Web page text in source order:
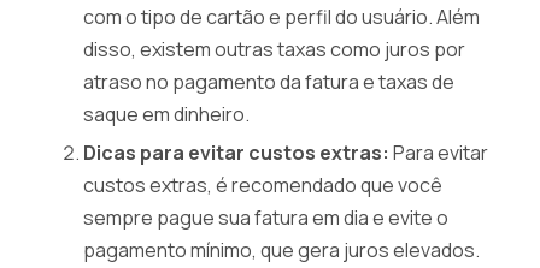
com o tipo de cartão e perfil do usuário. Além
disso, existem outras taxas como juros por
atraso no pagamento da fatura e taxas de
saque em dinheiro.
Dicas para evitar custos extras: Para evitar
custos extras, é recomendado que você
sempre pague sua fatura em dia e evite o
pagamento mínimo, que gera juros elevados.